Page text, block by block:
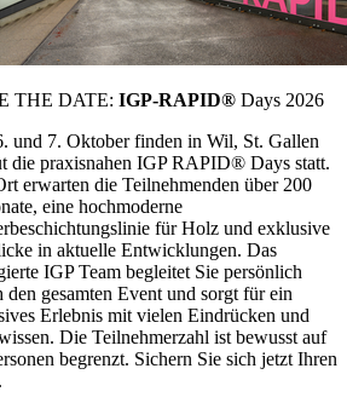
THE DATE: IGP-RAPID® Days 2026
und 7. Oktober finden in Wil, St. Gallen
die praxisnahen IGP RAPID® Days statt.
erwarten die Teilnehmenden über 200
eine hochmoderne
für Holz und exklusive
in aktuelle Entwicklungen. Das
IGP Team begleitet Sie persönlich
den gesamten Event und sorgt für ein
Erlebnis mit vielen Eindrücken und
Die Teilnehmerzahl ist bewusst auf
begrenzt. Sichern Sie sich jetzt Ihren